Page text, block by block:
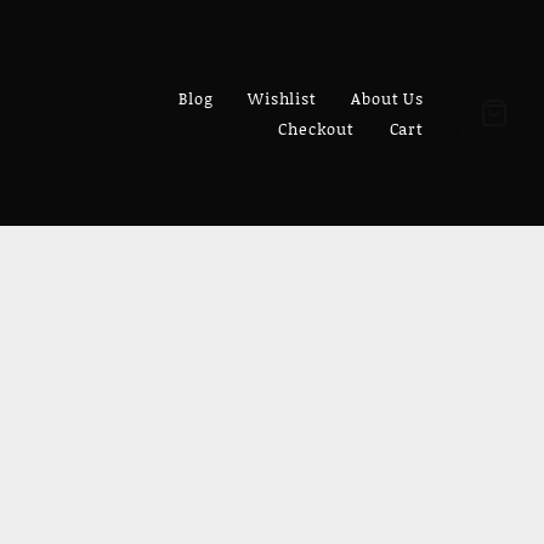
Blog Wishlist
About Us
Checkout
Cart